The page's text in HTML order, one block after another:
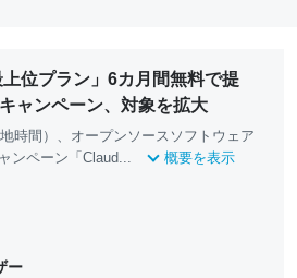
位プラン」6カ月間無料で提
ャンペーン、対象を拡大
時間）、オープンソースソフトウェア
ンペーン「Claud...
概要を表示
ー